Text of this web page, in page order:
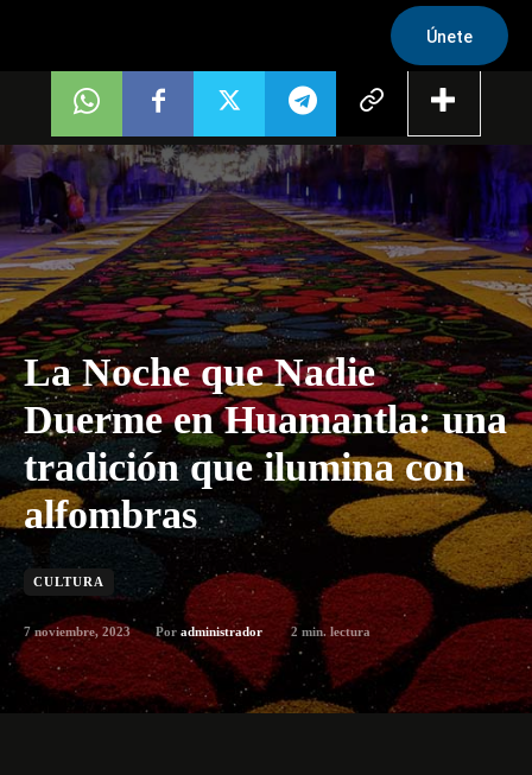
Únete
La Noche que Nadie
Duerme en Huamantla: una
tradición que ilumina con
alfombras
CULTURA
7 noviembre, 2023 Por administrador 2 min. lectura